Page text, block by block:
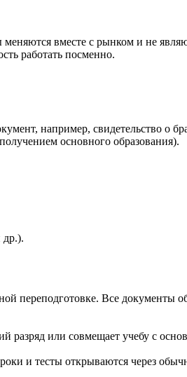
вместе с рынком и не
работать посменно.
например, свидетельство о
основного образования).
переподготовке. Все документы
разряд или совмещает учебу с
и тесты открываются через